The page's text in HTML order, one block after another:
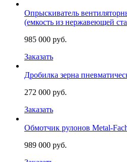
Опрыскиватель
(емкость из нержавеющей
985 000 руб.
Заказать
Дробилка зерна
272 000 руб.
Заказать
Обмотчик рулонов Metal-
989 000 руб.